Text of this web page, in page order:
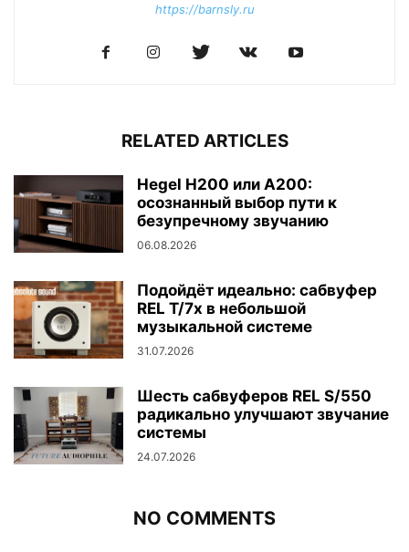
https://barnsly.ru
RELATED ARTICLES
Hegel H200 или A200:
осознанный выбор пути к
безупречному звучанию
06.08.2026
Подойдёт идеально: сабвуфер
REL T/7x в небольшой
музыкальной системе
31.07.2026
Шесть сабвуферов REL S/550
радикально улучшают звучание
системы
24.07.2026
NO COMMENTS